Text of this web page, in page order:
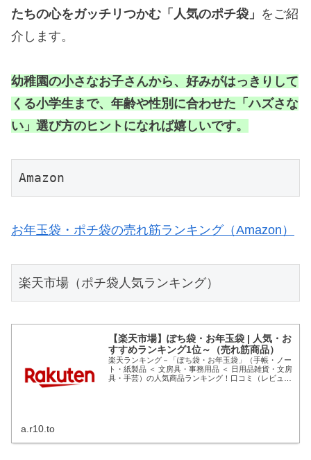
たちの心をガッチリつかむ「人気のポチ袋」 をご紹
介します。
幼稚園の小さなお子さんから、好みがはっきりして
くる小学生まで、年齢や性別に合わせた「ハズさな
い」選び方のヒントになれば嬉しいです。
Amazon
お年玉袋・ポチ袋の売れ筋ランキング（Amazon）
楽天市場（ポチ袋人気ランキング）
【楽天市場】ぽち袋・お年玉袋 | 人気・お
すすめランキング1位～（売れ筋商品）
楽天ランキング－「ぽち袋・お年玉袋」（手帳・ノー
ト・紙製品 ＜ 文房具・事務用品 ＜ 日用品雑貨・文房
具・手芸）の人気商品ランキング！口コミ（レビュ
a.r10.to